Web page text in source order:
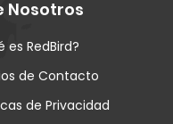
Nosotros
es RedBird?
de Contacto
de Privacidad